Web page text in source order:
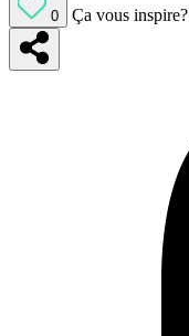
0 Ça vous inspire?